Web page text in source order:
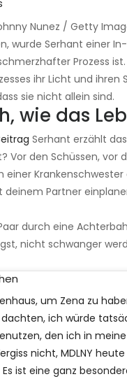
Nunez / Getty
wurde Serhant einer
Prozess
ihr Licht und
sie nicht allein sind.
wie das
Serhant erzählt
Vor den Schüssen,
einer
Partner
durch eine
nicht schwanger
um Zena zu
dachten, ich würde
den ich in meine
nicht, MDLNY
ist eine ganz